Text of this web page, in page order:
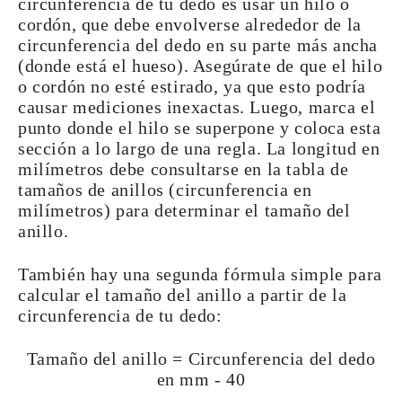
cordón, que debe envolverse alrededor de la
circunferencia del dedo en su parte más ancha
(donde está el hueso). Asegúrate de que el hilo
o cordón no esté estirado, ya que esto podría
causar mediciones inexactas. Luego, marca el
punto donde el hilo se superpone y coloca esta
sección a lo largo de una regla. La longitud en
milímetros debe consultarse en la tabla de
tamaños de anillos (circunferencia en
milímetros) para determinar el tamaño del
anillo.
También hay una segunda fórmula simple para
calcular el tamaño del anillo a partir de la
circunferencia de tu dedo:
Tamaño del anillo = Circunferencia del dedo
en mm - 40